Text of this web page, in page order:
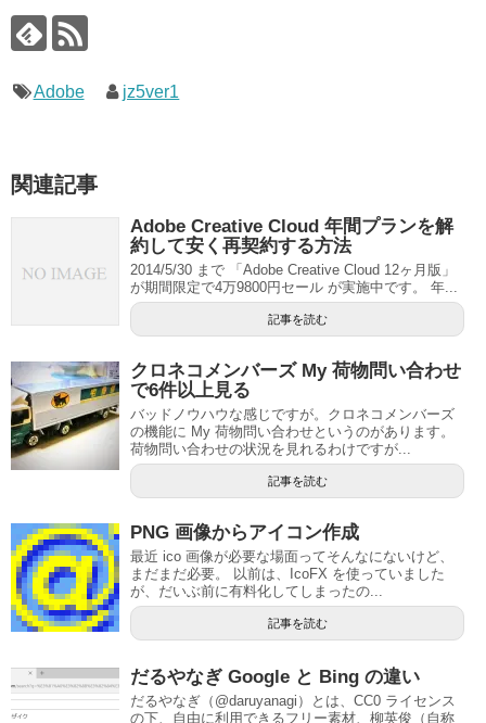
Adobe jz5ver1
関連記事
Adobe Creative Cloud 年間プランを解
約して安く再契約する方法
2014/5/30 まで 「Adobe Creative Cloud 12ヶ月版」
が期間限定で4万9800円セール が実施中です。 年...
記事を読む
クロネコメンバーズ My 荷物問い合わせ
で6件以上見る
バッドノウハウな感じですが。クロネコメンバーズ
の機能に My 荷物問い合わせというのがあります。
荷物問い合わせの状況を見れるわけですが...
記事を読む
PNG 画像からアイコン作成
最近 ico 画像が必要な場面ってそんなにないけど、
まだまだ必要。 以前は、IcoFX を使っていました
が、だいぶ前に有料化してしまったの...
記事を読む
だるやなぎ Google と Bing の違い
だるやなぎ（@daruyanagi）とは、CC0 ライセンス
の下、自由に利用できるフリー素材、柳英俊（自称